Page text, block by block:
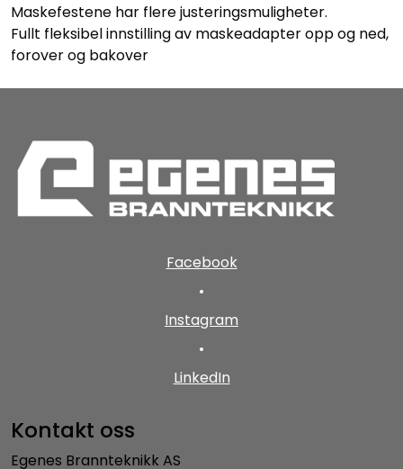
Maskefestene har flere justeringsmuligheter.
Fullt fleksibel innstilling av maskeadapter opp og ned,
forover og bakover
Facebook
•
Instagram
•
LinkedIn
Kontakt oss
Egenes Brannteknikk AS